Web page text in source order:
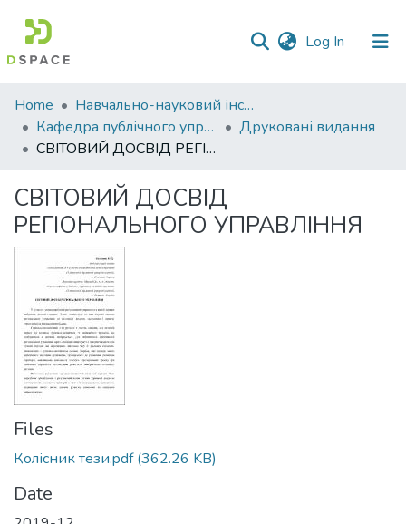
Log In (current)
Communities
&
Collections
Statistics
Home
Навчально-науковий інститут економіки, управління, права та інформаційних технологій
Кафедра публічного управління та адміністрування
Друковані видання
СВІТОВИЙ ДОСВІД РЕГІОНАЛЬНОГО УПРАВЛІННЯ
СВІТОВИЙ ДОСВІД
РЕГІОНАЛЬНОГО УПРАВЛІННЯ
Files
Колісник тези.pdf(362.26 KB)
Date